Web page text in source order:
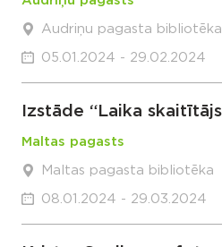
Audriņu pagasta bibliotēka
05.01.2024 - 29.02.2024
Izstāde “Laika
Maltas pagasts
Maltas pagasta bibliotēka
08.01.2024 - 29.03.2024